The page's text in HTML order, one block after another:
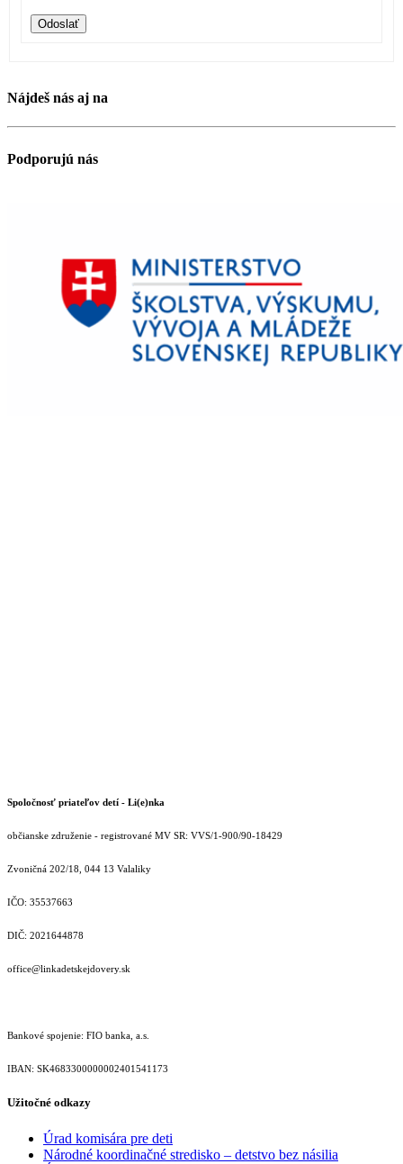
Odoslať
Nájdeš nás aj na
Podporujú nás
Spoločnosť priateľov detí - Li(e)nka
občianske združenie - registrované MV SR: VVS/1-900/90-18429
Zvoničná 202/18, 044 13 Valaliky
IČO: 35537663
DIČ: 2021644878
office@linkadetskejdovery.sk
Bankové spojenie: FIO banka, a.s.
IBAN: SK46833000000­02401541173
Užitočné odkazy
Úrad komisára pre deti
Národné koordinačné stredisko – detstvo bez násilia